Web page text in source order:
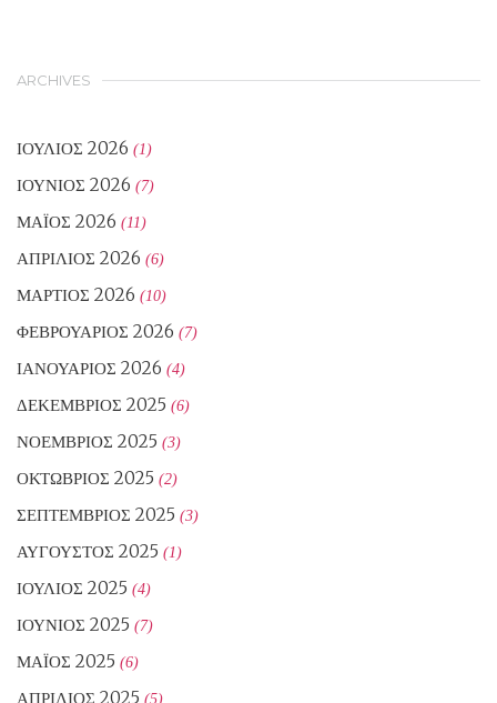
ARCHIVES
ΙΟΎΛΙΟΣ 2026 (1)
ΙΟΎΝΙΟΣ 2026 (7)
ΜΆΙΟΣ 2026 (11)
ΑΠΡΊΛΙΟΣ 2026 (6)
ΜΆΡΤΙΟΣ 2026 (10)
ΦΕΒΡΟΥΆΡΙΟΣ 2026 (7)
ΙΑΝΟΥΆΡΙΟΣ 2026 (4)
ΔΕΚΈΜΒΡΙΟΣ 2025 (6)
ΝΟΈΜΒΡΙΟΣ 2025 (3)
ΟΚΤΏΒΡΙΟΣ 2025 (2)
ΣΕΠΤΈΜΒΡΙΟΣ 2025 (3)
ΑΎΓΟΥΣΤΟΣ 2025 (1)
ΙΟΎΛΙΟΣ 2025 (4)
ΙΟΎΝΙΟΣ 2025 (7)
ΜΆΙΟΣ 2025 (6)
ΑΠΡΊΛΙΟΣ 2025 (5)